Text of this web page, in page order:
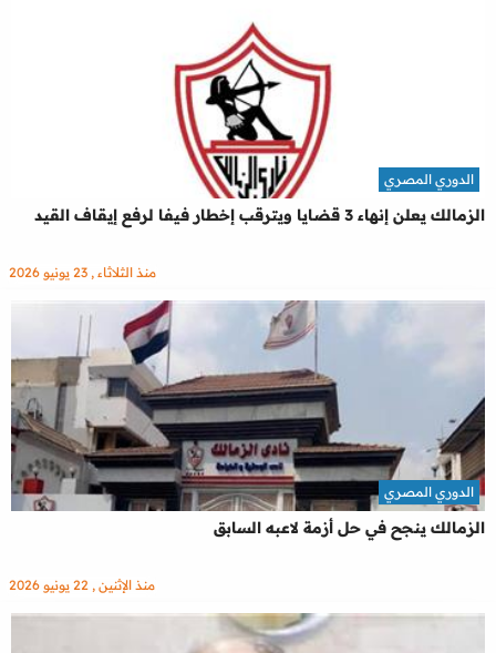
الزمالك يعلن إنهاء 3 قضايا ويترقب إخطار فيفا لرفع إيقاف القيد
الدوري المصري
منذ الثلاثاء , 23 يونيو 2026
الزمالك ينجح في حل أزمة لاعبه السابق
الدوري المصري
منذ الإثنين , 22 يونيو 2026